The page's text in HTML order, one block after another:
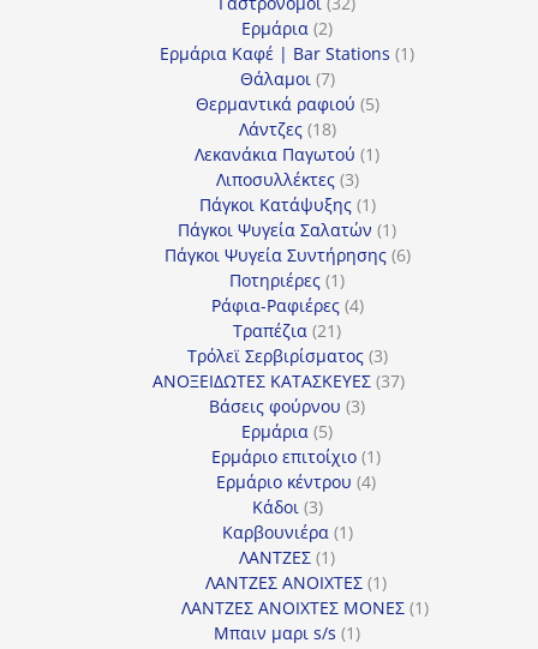
Ερμάρια 22
προϊόντα
Ερμάρια Καφέ | Bar Stations 11
Θάλαμοι 77
προϊόντα
Θερμαντικά ραφιού 55
Λάντζες 1818
προϊόντα
Λεκανάκια Παγωτού 11
Λιποσυλλέκτες 33
προϊόντα
Πάγκοι Κατάψυξης 11
προϊόν
Πάγκοι Ψυγεία Σαλατών 11
προϊόν
Πάγκοι Ψυγεία Συντήρησης 66
Ποτηριέρες 11
προϊόν
Ράφια-Ραφιέρες 44
Τραπέζια 2121
προϊόντα
Τρόλεϊ Σερβιρίσματος 33
προϊόντα
ΑΝΟΞΕΙΔΩΤΕΣ ΚΑΤΑΣΚΕΥΕΣ 3737
Βάσεις φούρνου 33
Ερμάρια 55
προϊόντα
Ερμάριο επιτοίχιο 11
προϊόν
Ερμάριο κέντρου 44
Κάδοι 33
προϊόντα
Καρβουνιέρα 11
ΛΑΝΤΖΕΣ 11
προϊόν
ΛΑΝΤΖΕΣ ΑΝΟΙΧΤΕΣ 11
προϊόν
ΛΑΝΤΖΕΣ ΑΝΟΙΧΤΕΣ ΜΟΝΕΣ 11
Μπαιν μαρι s/s 11